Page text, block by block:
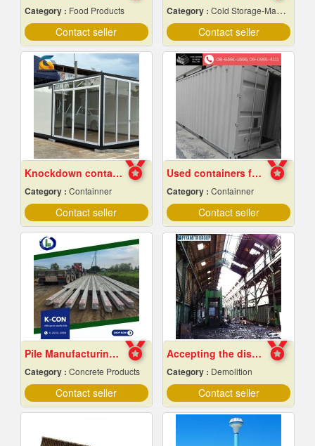
Category : Food Products
Contact seller
Category : Cold Storage-Manufacturers & Installation Designer
Contact seller
Knockdown container factory
Category : Containner
Contact seller
Used containers for sale, cheap price
Category : Containner
Contact seller
Pile Manufacturing Factory, Samut Prakan
Category : Concrete Products
Contact seller
Accepting the dismantling of steel structures
Category : Demolition
Contact seller